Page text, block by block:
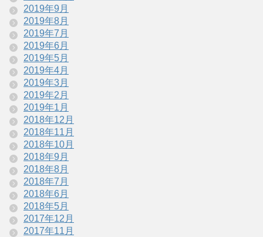
2019年9月
2019年8月
2019年7月
2019年6月
2019年5月
2019年4月
2019年3月
2019年2月
2019年1月
2018年12月
2018年11月
2018年10月
2018年9月
2018年8月
2018年7月
2018年6月
2018年5月
2017年12月
2017年11月